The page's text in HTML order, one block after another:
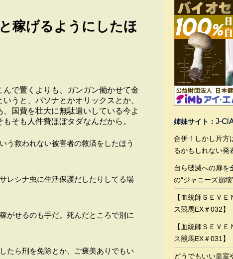
稼げるようにしたほ
で置くよりも、ガンガン働かせて金
うと、パソナとかオリックスとか、
国費を壮大に無駄遣いしている今よ
そも人件費ほぼタダなんだから。
う救われない被害者の救済をしたほう
レシナ虫に生活保護だしたりしてる場
がせるのも手だ。死んだところで別に
たら刑を免除とか、ご褒美ありでもい
姉妹サイト：J-
合併！しかし片方
るかもしれない発
自ら破滅への扉を
の“ジャニーズ崩壊
【血統師ＳＥＶ
ス競馬EX＃032】
【血統師ＳＥＶ
ス競馬EX＃031】
どうでもいい皇室